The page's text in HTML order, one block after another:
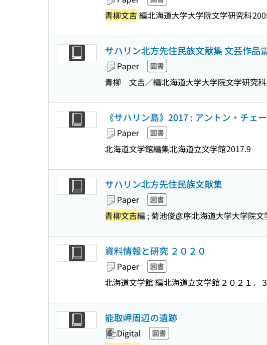
青柳文吉 編北海道大学大学院文学研究科
サハリン北方先住民族文献集 文芸作品
Paper 図書
青柳 文吉／編北海道大学大学院文学研究科
《サハリン島》2017 : アントン・チェ
Paper 図書
北海道文学館編集北海道立文学館2017.9
サハリン北方先住民族文献集
Paper 図書
青柳文吉編 ; 菊池俊彦序北海道大学大学院文
資料情報と研究 ２０２０
Paper 図書
北海道文学館 編北海道立文学館 ２０２１．３
能取岬周辺の遺跡
Digital 図書